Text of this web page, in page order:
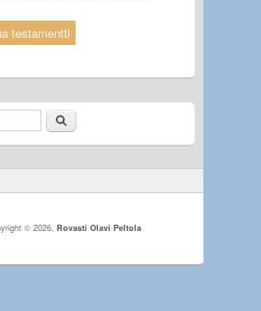
testamentti
Etsi
© 2026,Rovasti Olavi Peltola